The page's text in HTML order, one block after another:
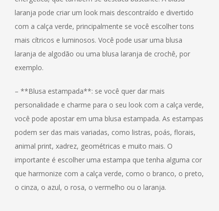
laranja pode criar um look mais descontraído e divertido
com a calça verde, principalmente se você escolher tons
mais cítricos e luminosos. Você pode usar uma blusa
laranja de algodão ou uma blusa laranja de crochê, por
exemplo.
– **Blusa estampada**: se você quer dar mais
personalidade e charme para o seu look com a calça verde,
você pode apostar em uma blusa estampada. As estampas
podem ser das mais variadas, como listras, poás, florais,
animal print, xadrez, geométricas e muito mais. O
importante é escolher uma estampa que tenha alguma cor
que harmonize com a calça verde, como o branco, o preto,
o cinza, o azul, o rosa, o vermelho ou o laranja.